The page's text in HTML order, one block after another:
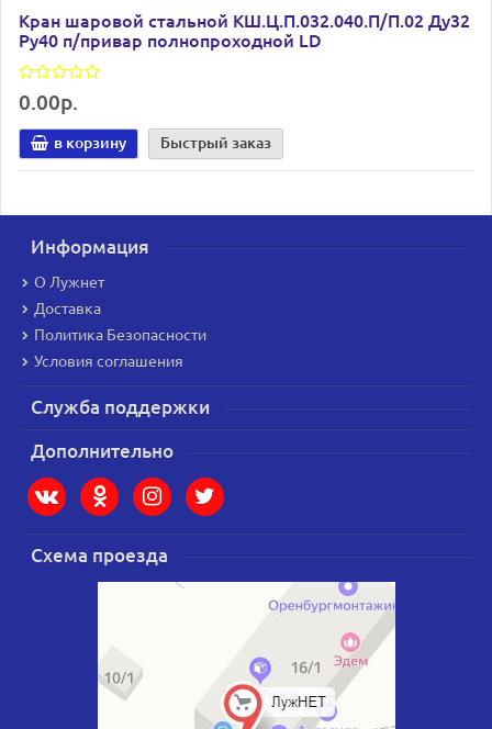
Кран шаровой стальной КШ.Ц.П.032.040.П/П.02 Ду32
Ру40 п/привар полнопроходной LD
0.00р.
в корзину Быстрый заказ
Информация
О Лужнет
Доставка
Политика Безопасности
Условия соглашения
Служба поддержки
Дополнительно
Схема проезда